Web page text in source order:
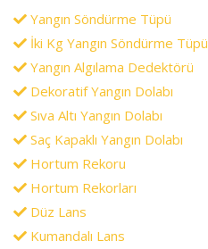
Yangın Söndürme Tüpü
İki Kg Yangın Söndürme Tüpü
Yangın Algılama Dedektörü
Dekoratif Yangın Dolabı
Sıva Altı Yangın Dolabı
Saç Kapaklı Yangın Dolabı
Hortum Rekoru
Hortum Rekorları
Düz Lans
Kumandalı Lans